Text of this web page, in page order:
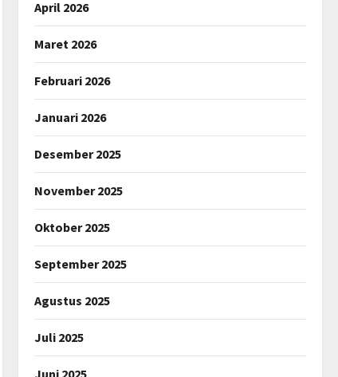
April 2026
Maret 2026
Februari 2026
Januari 2026
Desember 2025
November 2025
Oktober 2025
September 2025
Agustus 2025
Juli 2025
Juni 2025